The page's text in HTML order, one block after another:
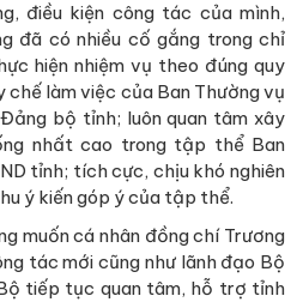
điều kiện công tác của mình,
đã có nhiều cố gắng trong chỉ
hiện nhiệm vụ theo đúng quy
làm việc của Ban Thường vụ
bộ tỉnh; luôn quan tâm xây
nhất cao trong tập thể Ban
tỉnh; tích cực, chịu khó nghiên
ý kiến góp ý của tập thể.
muốn cá nhân đồng chí Trương
tác mới cũng như lãnh đạo Bộ
tiếp tục quan tâm, hỗ trợ tỉnh